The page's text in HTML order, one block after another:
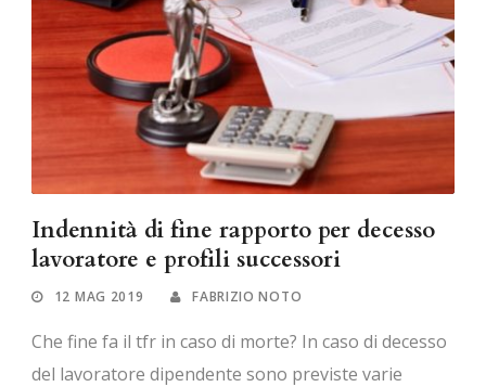
Indennità di fine rapporto per decesso
lavoratore e profili successori
12 MAG 2019 FABRIZIO NOTO
Che fine fa il tfr in caso di morte? In caso di decesso
del lavoratore dipendente sono previste varie